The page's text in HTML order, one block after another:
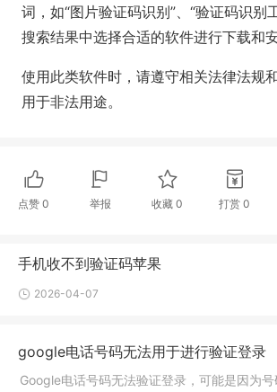
词，如“图片验证码识别”、“验证码识别
搜索结果中选择合适的软件进行下载和安
使用此类软件时，请遵守相关法律法规
用于非法用途。
点赞 0 举报 收藏0 打赏 0
手机收不到验证码苹果
2026-04-07
google电话号码无法用于进行验证登录
Google电话号码无法验证登录，可能是因为